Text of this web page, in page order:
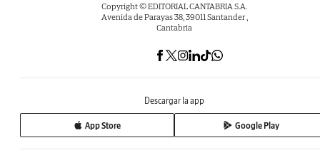
Copyright © EDITORIAL CANTABRIA S.A.
Avenida de Parayas 38, 39011 Santander ,
Cantabria
Descargar la app
App Store Google Play